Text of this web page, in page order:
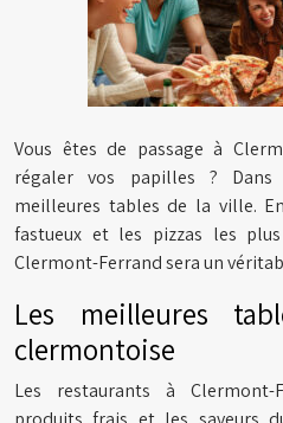
Vous êtes de passage à
régaler vos papilles ? Dans
meilleures tables de la ville.
fastueux et les pizzas les
Clermont-Ferrand sera un
Les meilleures
clermontoise
Les restaurants à